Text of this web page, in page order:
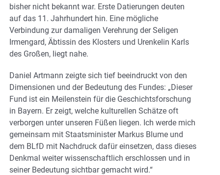
bisher nicht bekannt war. Erste Datierungen deuten
auf das 11. Jahrhundert hin. Eine mögliche
Verbindung zur damaligen Verehrung der Seligen
Irmengard, Äbtissin des Klosters und Urenkelin Karls
des Großen, liegt nahe.
Daniel Artmann zeigte sich tief beeindruckt von den
Dimensionen und der Bedeutung des Fundes: „Dieser
Fund ist ein Meilenstein für die Geschichtsforschung
in Bayern. Er zeigt, welche kulturellen Schätze oft
verborgen unter unseren Füßen liegen. Ich werde mich
gemeinsam mit Staatsminister Markus Blume und
dem BLfD mit Nachdruck dafür einsetzen, dass dieses
Denkmal weiter wissenschaftlich erschlossen und in
seiner Bedeutung sichtbar gemacht wird.“